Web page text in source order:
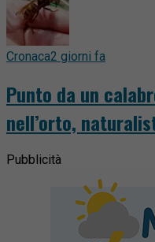
Cronaca2 giorni fa
Punto da un
nell’orto,
Pubblicità